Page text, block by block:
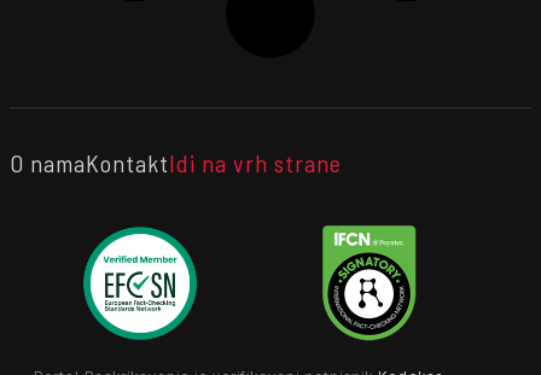
O namaKontaktIdi na vrh strane